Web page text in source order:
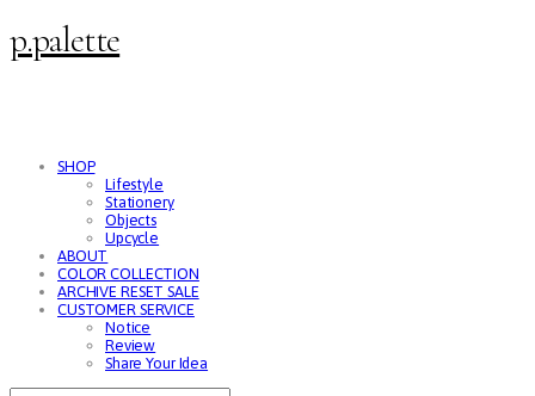
p.palette
SHOP
Lifestyle
Stationery
Objects
Upcycle
ABOUT
COLOR COLLECTION
ARCHIVE RESET SALE
CUSTOMER SERVICE
Notice
Review
Share Your Idea